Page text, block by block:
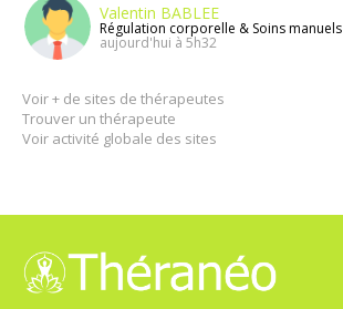
Valentin BABLEE
Régulation corporelle & Soins manuels
aujourd'hui à 5h32
Voir + de sites de thérapeutes
Trouver un thérapeute
Voir activité globale des sites